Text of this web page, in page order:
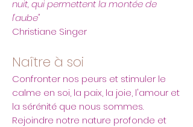
nuit, qui permettent la montée de
l'aube"
Christiane Singer
Naître à soi
Confronter nos peurs et stimuler le
calme en soi, la paix, la joie, l'amour et
la sérénité que nous sommes.
Rejoindre notre nature profonde et